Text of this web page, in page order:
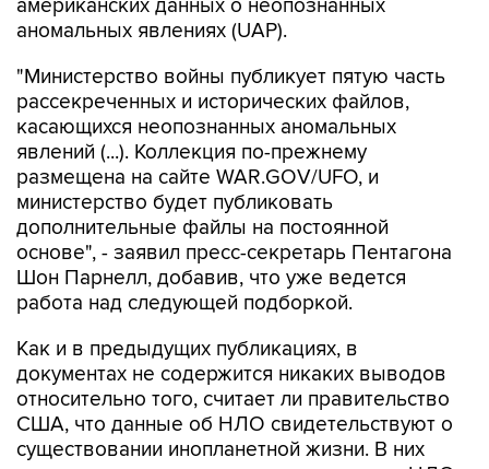
"Министерство войны публикует пятую часть
касающихся неопознанных аномальных
явлений (...). Коллекция по-прежнему
размещена на сайте WAR.GOV/UFO, и
министерство будет публиковать
дополнительные файлы на постоянной
основе", - заявил пресс-секретарь Пентагона
Шон Парнелл, добавив, что уже ведется
работа над следующей подборкой.
Как и в предыдущих публикациях, в
относительно того, считает ли правительство
США, что данные об НЛО свидетельствуют о
существовании инопланетной жизни. В них
также не указывается, представляют ли НЛО
угрозу национальной безопасности США.